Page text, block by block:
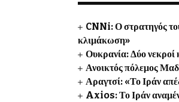
CNNi: Ο στρατηγός
κλιμάκωση»
Ουκρανία: Δύο νεκροί
Ανοικτός πόλεμος
Αραγτσί: «Το Ιράν
Axios: Το Ιράν